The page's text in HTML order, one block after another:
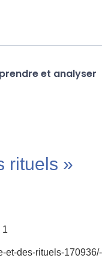
et analyser
rituels »
1
et-des-rituels-